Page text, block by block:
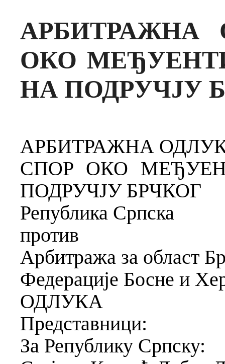
АРБИТРАЖНА
ОКО
НА ПОДРУЧЈУ
АРБИТРАЖНА
СПОР ОКО
ПОДРУЧЈУ БРЧКОГ
Република Српска
против
Арбитража за област
Федерације Босне и
ОДЛУКА
Представници:
За Републику Српску: